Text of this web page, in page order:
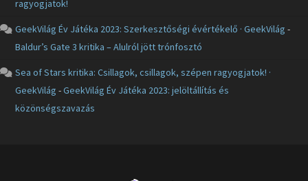
ragyogjatok!
GeekVilág Év Játéka 2023: Szerkesztőségi évértékelő · GeekVilág -
Baldur’s Gate 3 kritika – Alulról jött trónfosztó
Sea of Stars kritika: Csillagok, csillagok, szépen ragyogjatok! ·
GeekVilág -GeekVilág Év Játéka 2023: jelöltállítás és
közönségszavazás